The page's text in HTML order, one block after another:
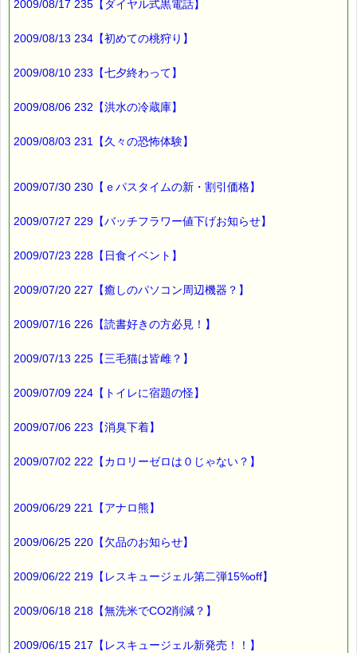
■ｅパスタイム通信編集長 ルコ＠千葉るみこ 編集後記
息子の宿題ですが、
宿題のプリントには、
観察する時間が
書いてありませんでしたので、
観察できなかった子も
ちなみに、
月の入り：19:14
最後まで読んでいただきありがとうございます。
*****@pass-thyme.com
■メルマガ読者だけの eクーポン券 プレゼント
ｅクーポン：****-******
有効期限 ：2009/10/29(木)まで
バッチフラワーレメディ・レスキュークリーム１本当毎に
割引き金額は、買い物カゴで内容確認する際に決定します。
当たる確率は（1等：5% 2等：10% 3等：85%）です。
※バッチフラワー関連商品・関連書籍、セット商品は対象外で
※1度のご購入につき1枚しかご利用いただけません。
※携帯サイトではご利用いただけません。
→https://pass-thyme.com/info/#coupon
2009/08/17 235【ダイヤル式黒電話】
2009/08/13 234【初めての桃狩り】
2009/08/10 233【七夕終わって】
2009/08/06 232【洪水の冷蔵庫】
2009/08/03 231【久々の恐怖体験】
2009/07/30 230【ｅパスタイムの新・割引価格】
2009/07/27 229【バッチフラワー値下げお知らせ】
2009/07/23 228【日食イベント】
2009/07/20 227【癒しのパソコン周辺機器？】
2009/07/16 226【読書好きの方必見！】
2009/07/13 225【三毛猫は皆雌？】
2009/07/09 224【トイレに宿題の怪】
2009/07/06 223【消臭下着】
2009/07/02 222【カロリーゼロは０じゃない？】
2009/06/29 221【アナロ熊】
2009/06/25 220【欠品のお知らせ】
2009/06/22 219【レスキュージェル第二弾15%off】
2009/06/18 218【無洗米でCO2削減？】
2009/06/15 217【レスキュージェル新発売！！】